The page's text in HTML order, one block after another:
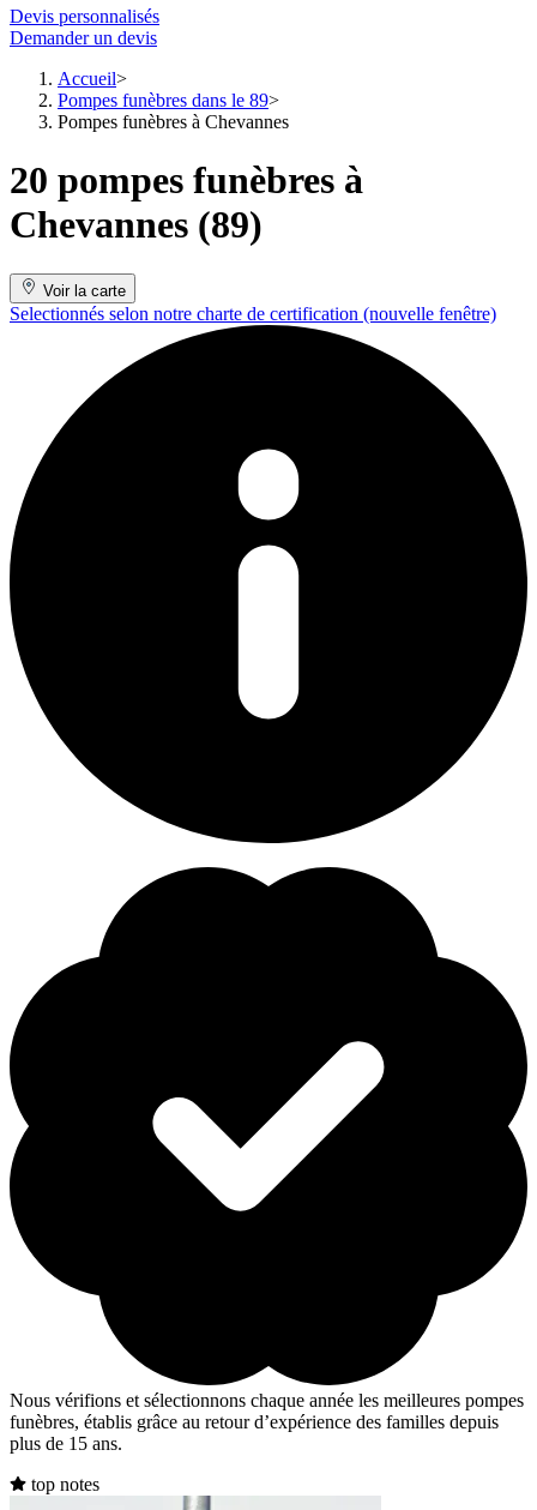
Devis personnalisés
Demander un devis
Accueil
Pompes funèbres dans le 89
Pompes funèbres à Chevannes
20 pompes funèbres à
Chevannes (89)
Voir la carte
Selectionnés selon notre charte de certification (nouvelle fenêtre)
Nous vérifions et sélectionnons chaque année les meilleures pompes
funèbres, établis grâce au retour d’expérience des familles depuis
plus de 15 ans.
top notes